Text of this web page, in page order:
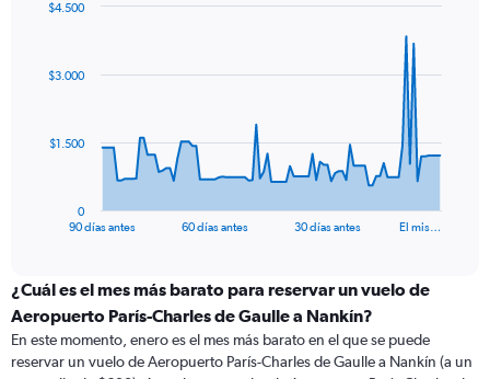
data
The
categories.
Range:
91
categories.
The
90 días antes 60 días antes 30 días antes El mis…
0
$1.500
$3.000
$4.500
¿Cuál es el mes más barato para reservar un vuelo de
Aeropuerto París-Charles de Gaulle a Nankín?
En este momento, enero es el mes más barato en el que se puede
reservar un vuelo de Aeropuerto París-Charles de Gaulle a Nankín (a un